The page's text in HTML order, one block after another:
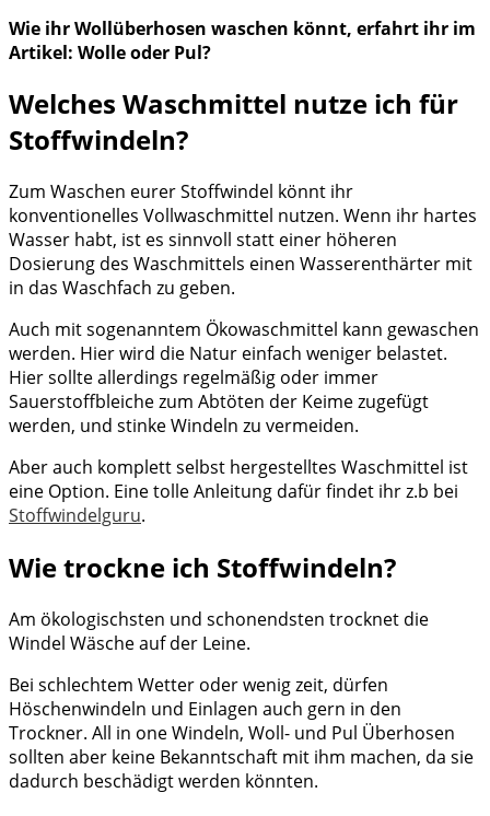
Wie ihr Wollüberhosen waschen könnt, erfahrt ihr im
Artikel: Wolle oder Pul?
Welches Waschmittel nutze ich für
Stoffwindeln?
Zum Waschen eurer Stoffwindel könnt ihr
konventionelles Vollwaschmittel nutzen. Wenn ihr hartes
Wasser habt, ist es sinnvoll statt einer höheren
Dosierung des Waschmittels einen Wasserenthärter mit
in das Waschfach zu geben.
Auch mit sogenanntem Ökowaschmittel kann gewaschen
werden. Hier wird die Natur einfach weniger belastet.
Hier sollte allerdings regelmäßig oder immer
Sauerstoffbleiche zum Abtöten der Keime zugefügt
werden, und stinke Windeln zu vermeiden.
Aber auch komplett selbst hergestelltes Waschmittel ist
eine Option. Eine tolle Anleitung dafür findet ihr z.b bei
Stoffwindelguru.
Wie trockne ich Stoffwindeln?
Am ökologischsten und schonendsten trocknet die
Windel Wäsche auf der Leine.
Bei schlechtem Wetter oder wenig zeit, dürfen
Höschenwindeln und Einlagen auch gern in den
Trockner. All in one Windeln, Woll- und Pul Überhosen
sollten aber keine Bekanntschaft mit ihm machen, da sie
dadurch beschädigt werden könnten.